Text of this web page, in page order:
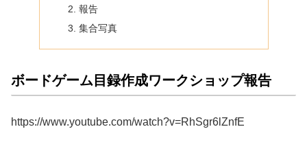
報告
集合写真
ボードゲーム目録作成ワークショップ報告
https://www.youtube.com/watch?v=RhSgr6lZnfE